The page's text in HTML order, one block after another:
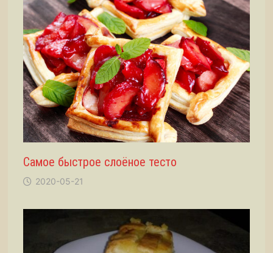
Самое быстрое слоёное тесто
2020-05-21